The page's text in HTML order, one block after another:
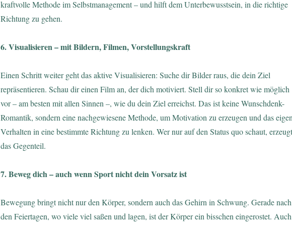
kraftvolle Methode im Selbstmanagement – und hilft dem Unterbewusstsein, in die richtige
Richtung zu gehen.
6. Visualisieren – mit Bildern, Filmen, Vorstellungskraft
Einen Schritt weiter geht das aktive Visualisieren: Suche dir Bilder raus, die dein Ziel
repräsentieren. Schau dir einen Film an, der dich motiviert. Stell dir so konkret wie möglich
vor – am besten mit allen Sinnen –, wie du dein Ziel erreichst. Das ist keine Wunschdenk-
Romantik, sondern eine nachgewiesene Methode, um Motivation zu erzeugen und das
Verhalten in eine bestimmte Richtung zu lenken. Wer nur auf den Status quo schaut, erzeugt
das Gegenteil.
7. Beweg dich – auch wenn Sport nicht dein Vorsatz ist
Bewegung bringt nicht nur den Körper, sondern auch das Gehirn in Schwung. Gerade nach
den Feiertagen, wo viele viel saßen und lagen, ist der Körper ein bisschen eingerostet. Auch